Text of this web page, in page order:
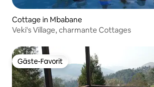
Cottage in Mbabane
Veki's Village, charmante Cottages
Gäste-Favorit
Gäste-Favorit